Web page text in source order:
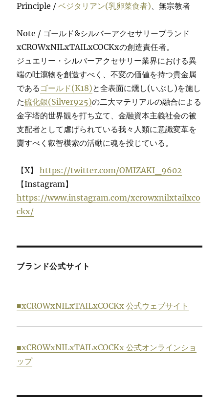
Principle /ベジタリアン(乳卵菜食者) 、無宗教者
Note / ゴールド&シルバーアクセサリーブランド
xCROWxNILxTAILxCOCKxの創造責任者。
ジュエリー・シルバーアクセサリー業界における異
端の吐瀉物を創造すべく、不変の価値を持つ貴金属
である ゴールド(K18)と全表面に燻し(いぶし)を施し
た硫化銀(Silver925)の二大マテリアルの融合による
金字塔的世界観を打ち立て、金融資本主義社会の被
支配者として虐げられている我々人類に意識変革を
齎すべく叡智模索の活動に魂を投じている。
【X】https://twitter.com/OMIZAKI_9602
【Instagram】
https://www.instagram.com/xcrowxnilxtailxco
ckx/
ブランド公式サイト
■xCROWxNILxTAILxCOCKx 公式ウェブサイト
■xCROWxNILxTAILxCOCKx 公式オンラインショ
ップ